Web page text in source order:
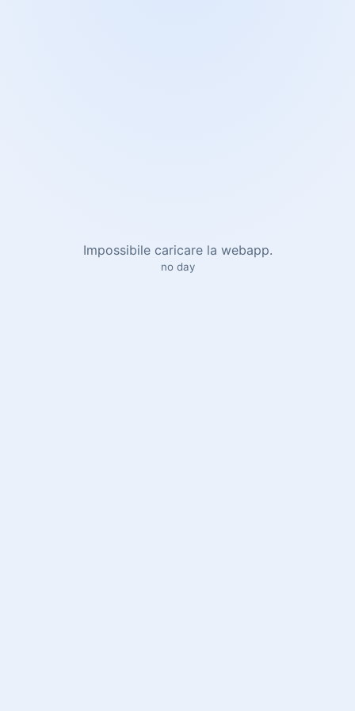
Impossibile caricare la webapp.
no day